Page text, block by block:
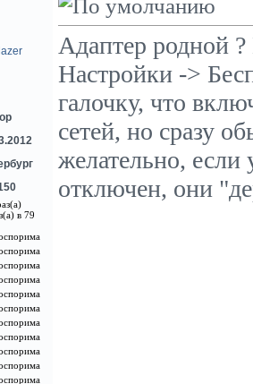
в 79
Адаптер родной
Настройки ->
галочку, что
сетей, но сразу
желательно,
отключен, они